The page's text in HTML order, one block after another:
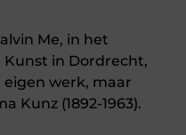
Me, in het
in Dordrecht,
werk, maar
Kunz (1892-1963).